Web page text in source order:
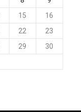
15
16
22
23
29
30